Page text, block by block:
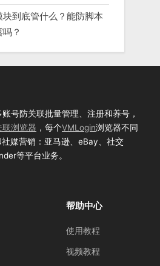
到底管什么？能防脚本
？
账号防关联批量管理、注册和养号，
联浏览器 ，每个VMLogin浏览器不同
媒营销：亚马逊、eBay、社交
等平台业务。
帮助中心
使用教程
视频教程